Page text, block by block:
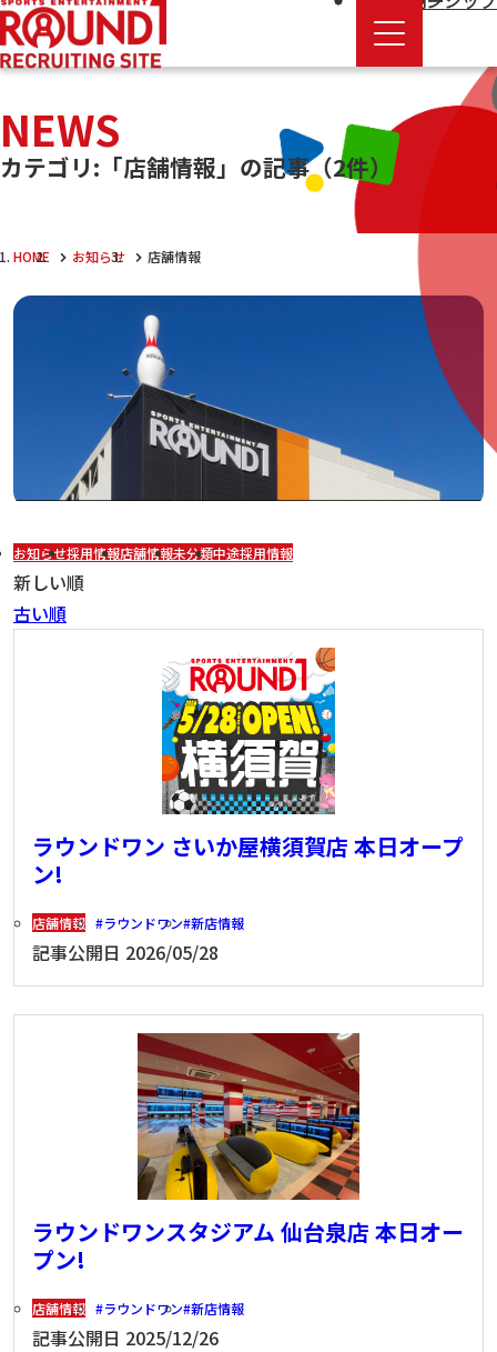
NEWS
カテゴリ:「店舗情報」の記事（2件）
HOME お知らせ 店舗情報
お知らせ採用情報店舗情報未分類中途採用情報
新しい順
古い順
ラウンドワン さいか屋横須賀店 本日オープ
ン!
店舗情報 ラウンドワン 新店情報
記事公開日 2026/05/28
ラウンドワンスタジアム 仙台泉店 本日オー
プン!
店舗情報 ラウンドワン 新店情報
記事公開日 2025/12/26